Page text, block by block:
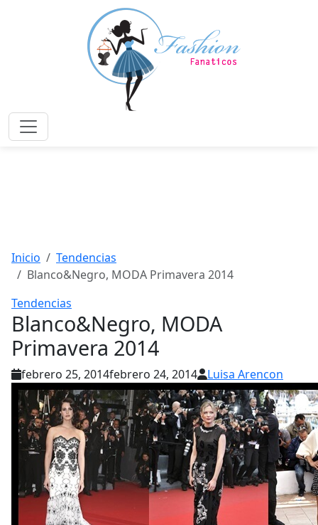
Menú
Inicio
Tendencias
Blanco&Negro, MODA Primavera 2014
Tendencias
Blanco&Negro, MODA
Primavera 2014
febrero 25, 2014febrero 24, 2014 Luisa Arencon